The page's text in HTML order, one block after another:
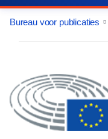
Bureau voor publicaties